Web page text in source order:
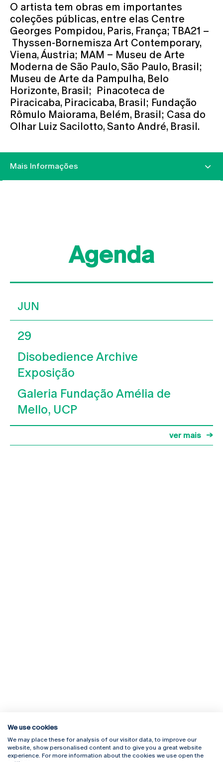
O artista tem obras em importantes
coleções públicas, entre elas Centre
Georges Pompidou, Paris, França; TBA21 –
Thyssen-Bornemisza Art Contemporary,
Viena, Áustria; MAM – Museu de Arte
Moderna de São Paulo, São Paulo, Brasil;
Museu de Arte da Pampulha, Belo
Horizonte, Brasil; Pinacoteca de
Piracicaba, Piracicaba, Brasil; Fundação
Rômulo Maiorama, Belém, Brasil; Casa do
Olhar Luiz Sacilotto, Santo André, Brasil.
Mais Informações
Agenda
JUN
29
Disobedience Archive
Exposição
Galeria Fundação Amélia de
Mello, UCP
ver mais
Rua Diogo Botelho 1327
4169-005 Porto
Campus Online
Webmail
We use cookies
We may place these for analysis of our visitor data, to improve our
website, show personalised content and to give you a great website
experience. For more information about the cookies we use open the